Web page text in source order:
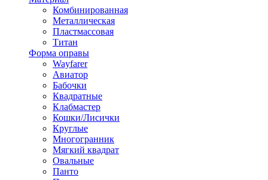
Комбинированная
Металлическая
Пластмассовая
Титан
Форма оправы
Wayfarer
Авиатор
Бабочки
Квадратные
Клабмастер
Кошки/Лисички
Круглые
Многогранник
Мягкий квадрат
Овальные
Панто